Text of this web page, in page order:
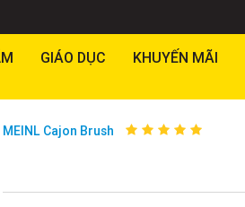
GIÁO DỤC KHUYẾN MÃI
MEINL Cajon Brush